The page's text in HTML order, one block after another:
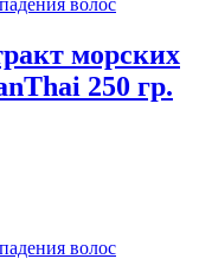
морских
250 гр.
волос